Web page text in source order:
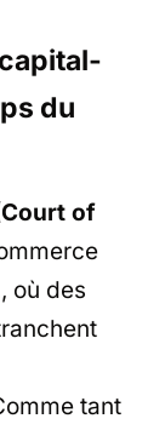
du
of
où des
tant